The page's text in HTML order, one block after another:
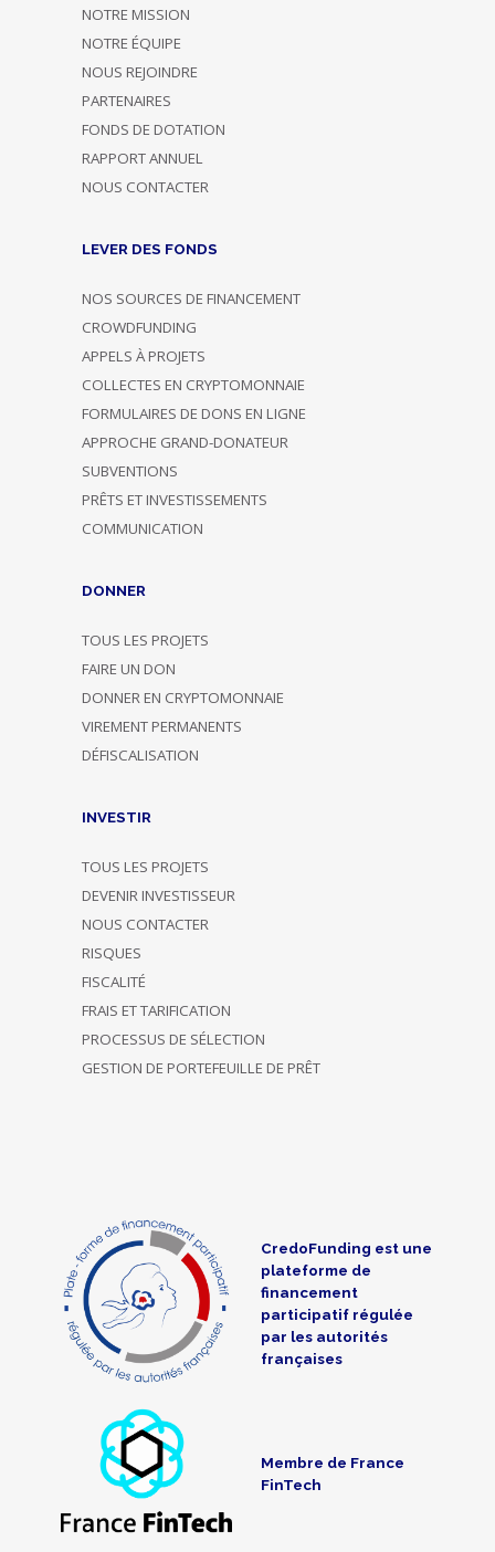
NOTRE MISSION
NOTRE ÉQUIPE
NOUS REJOINDRE
PARTENAIRES
FONDS DE DOTATION
RAPPORT ANNUEL
NOUS CONTACTER
LEVER DES FONDS
NOS SOURCES DE FINANCEMENT
CROWDFUNDING
APPELS À PROJETS
COLLECTES EN CRYPTOMONNAIE
FORMULAIRES DE DONS EN LIGNE
APPROCHE GRAND-DONATEUR
SUBVENTIONS
PRÊTS ET INVESTISSEMENTS
COMMUNICATION
DONNER
TOUS LES PROJETS
FAIRE UN DON
DONNER EN CRYPTOMONNAIE
VIREMENT PERMANENTS
DÉFISCALISATION
INVESTIR
TOUS LES PROJETS
DEVENIR INVESTISSEUR
NOUS CONTACTER
RISQUES
FISCALITÉ
FRAIS ET TARIFICATION
PROCESSUS DE SÉLECTION
GESTION DE PORTEFEUILLE DE PRÊT
CredoFunding est une
plateforme de
financement
participatif régulée
par les autorités
françaises
Membre de France
FinTech